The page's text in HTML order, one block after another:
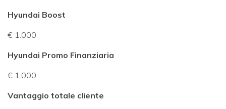
Hyundai Boost
€ 1.000
Hyundai Promo Finanziaria
€ 1.000
Vantaggio totale cliente